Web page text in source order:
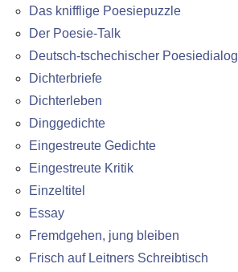
Das knifflige Poesiepuzzle
Der Poesie-Talk
Deutsch-tschechischer Poesiedialog
Dichterbriefe
Dichterleben
Dinggedichte
Eingestreute Gedichte
Eingestreute Kritik
Einzeltitel
Essay
Fremdgehen, jung bleiben
Frisch auf Leitners Schreibtisch